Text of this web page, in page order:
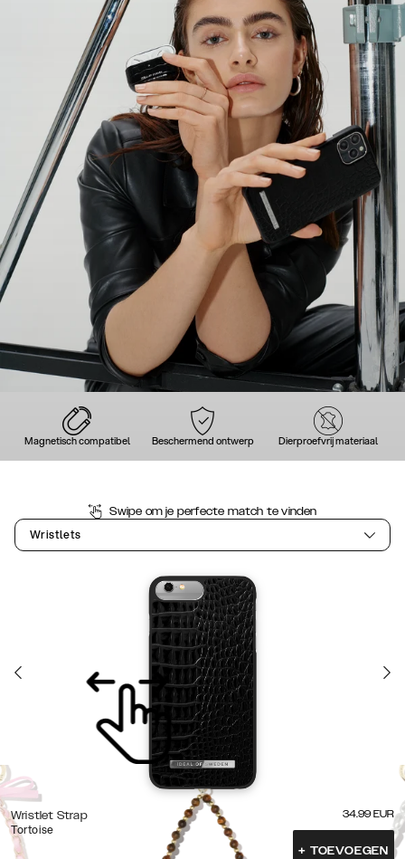
Magnetisch compatibel Beschermend ontwerp Dierproefvrij materiaal
Swipe om je perfecte match te vinden
Wristlets
Wristlet Strap
Tortoise
34.99 EUR
+ TOEVOEGEN